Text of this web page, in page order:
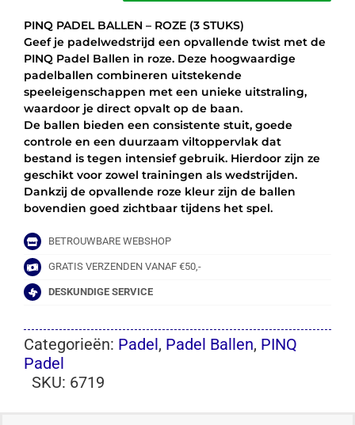
ROZE
(3
aantal
PINQ PADEL BALLEN – ROZE (3 STUKS)
Geef je padelwedstrijd een opvallende twist met de
PINQ Padel Ballen in roze. Deze hoogwaardige
padelballen combineren uitstekende
speeleigenschappen met een unieke uitstraling,
waardoor je direct opvalt op de baan.
De ballen bieden een consistente stuit, goede
controle en een duurzaam viltoppervlak dat
bestand is tegen intensief gebruik. Hierdoor zijn ze
geschikt voor zowel trainingen als wedstrijden.
Dankzij de opvallende roze kleur zijn de ballen
bovendien goed zichtbaar tijdens het spel.
BETROUWBARE WEBSHOP
GRATIS VERZENDEN VANAF €50,-
DESKUNDIGE SERVICE
Categorieën: Padel, Padel Ballen, PINQ
Padel
SKU: 6719